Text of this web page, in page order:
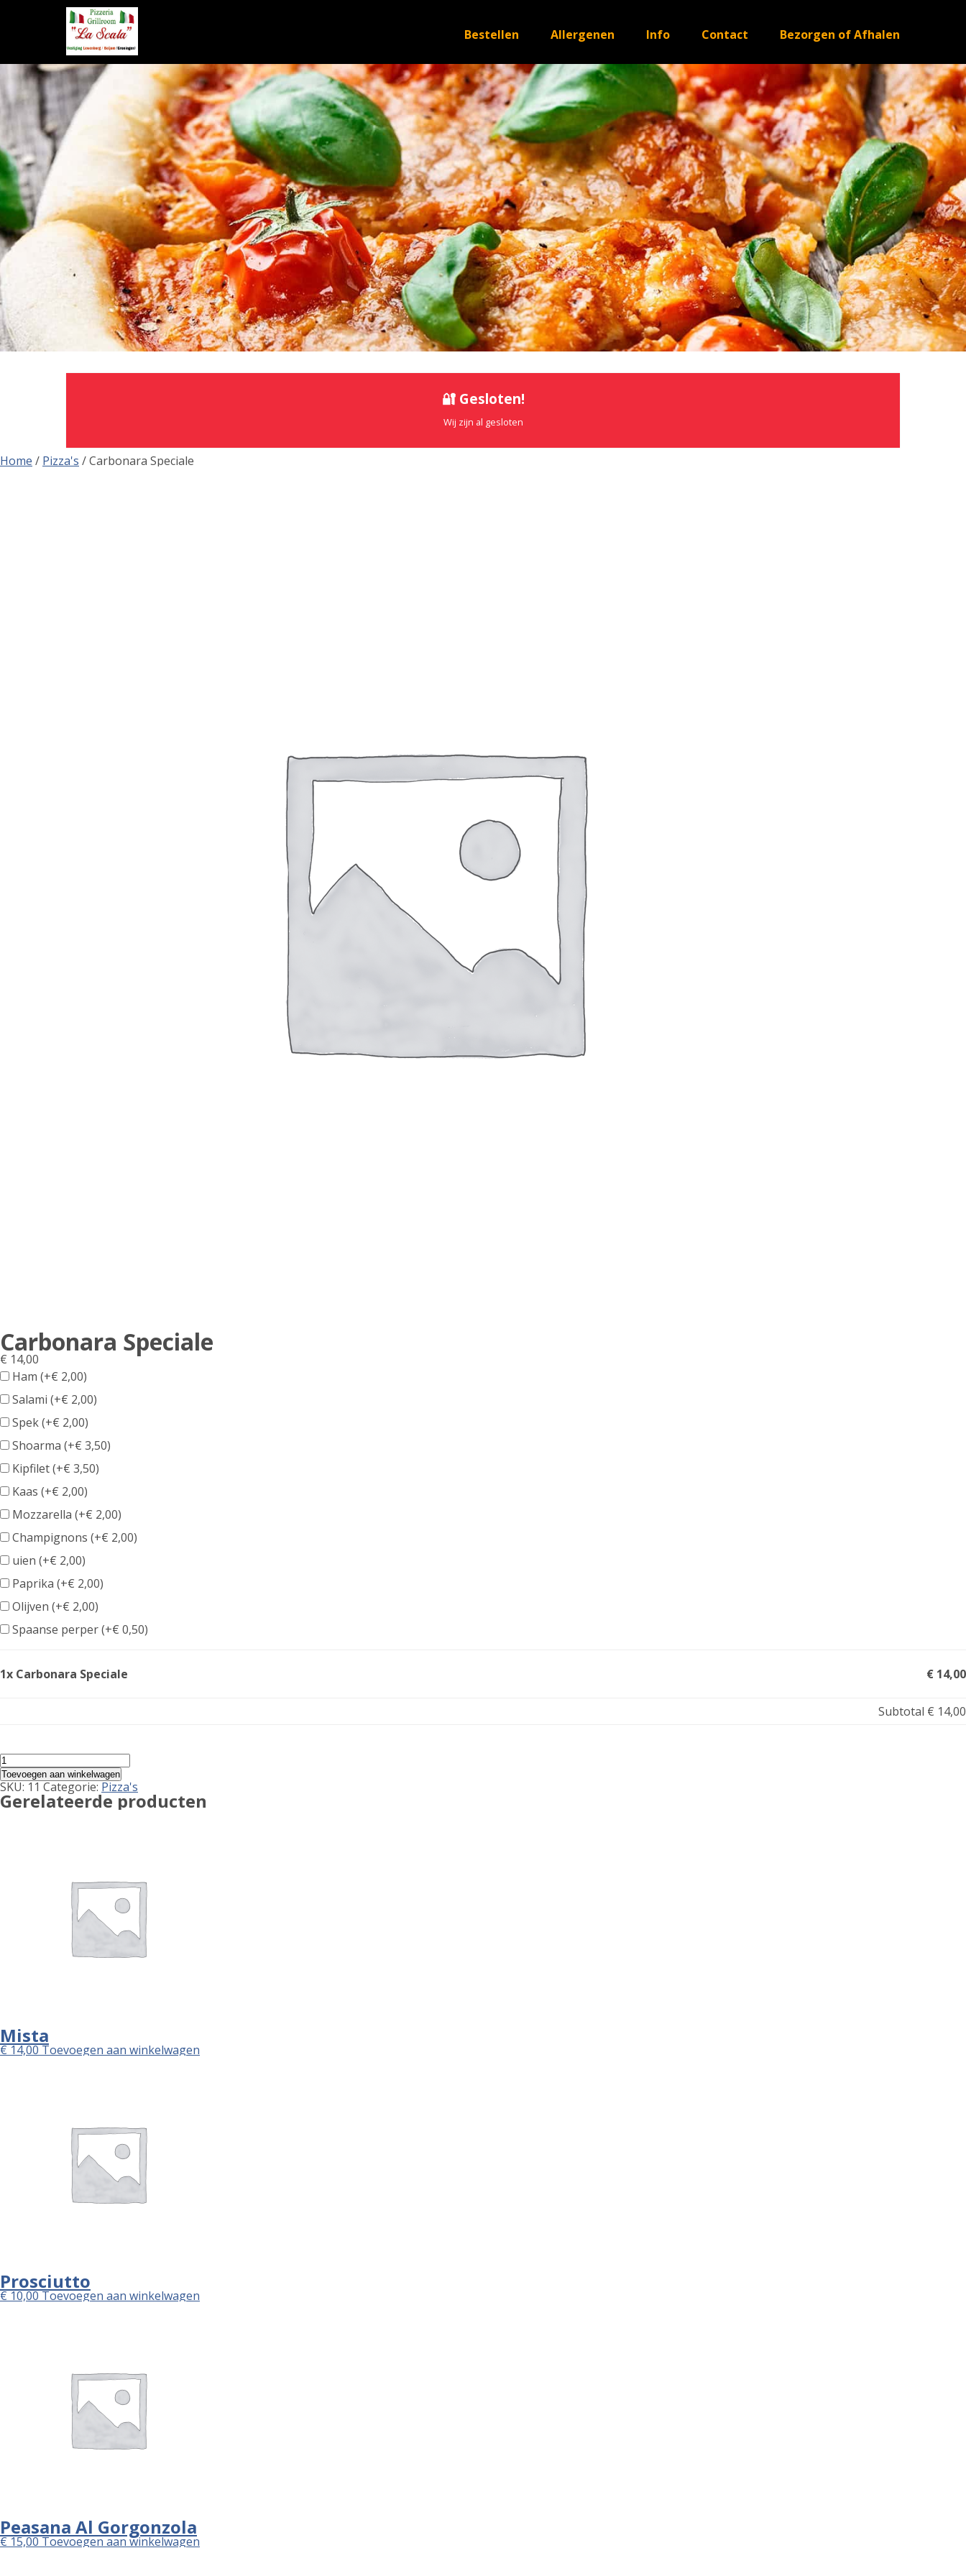
Bestellen Allergenen Info Contact Bezorgen of Afhalen
🔐 Gesloten!
Wij zijn al gesloten
Home / Pizza's / Carbonara Speciale
Carbonara Speciale
€ 14,00
Ham (+€ 2,00)
Salami (+€ 2,00)
Spek (+€ 2,00)
Shoarma (+€ 3,50)
Kipfilet (+€ 3,50)
Kaas (+€ 2,00)
Mozzarella (+€ 2,00)
Champignons (+€ 2,00)
uien (+€ 2,00)
Paprika (+€ 2,00)
Olijven (+€ 2,00)
Spaanse perper (+€ 0,50)
1x Carbonara Speciale € 14,00
Subtotal € 14,00
Carbonara
Speciale
aantal
Toevoegen aan winkelwagen
SKU:11Categorie:Pizza's
Gerelateerde producten
Mista
€14,00Toevoegen aan winkelwagen
Prosciutto
€10,00Toevoegen aan winkelwagen
Peasana Al Gorgonzola
€15,00Toevoegen aan winkelwagen